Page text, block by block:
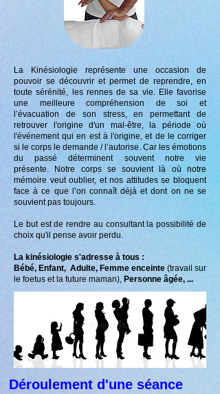
La Kinésiologie représente une occasion de
pouvoir se découvrir et permet de reprendre, en
toute sérénité, les rennes de sa vie. Elle favorise
une meilleure compréhension de soi et
l’évacuation de son stress, en permettant de
retrouver l'origine d'un mal-être, la période où
l'événement qui en est à l'origine, et de le corriger
si le corps le demande / l’autorise. Car les émotions
du passé déterminent souvent notre vie
présente.
Notre corps se souvient là où notre
mémoire veut oublier, et nos attitudes se bloquent
face à ce que l’on connaît déjà et dont on ne se
souvient pas toujours.
Le but est de rendre au consultant la possibilité de
choix qu'il pense avoir perdu.
La kinésiologie s'adresse à tous :
Bébé, Enfant, Adulte, Femme enceinte (travail sur
le foetus et la future maman), Personne âgée, ...
Déroulement d'une séance